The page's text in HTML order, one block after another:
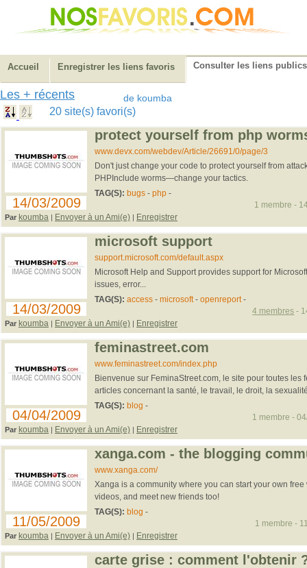
Accueil Enregistrer les liens favoris Consulter les liens publics
Les + récents de koumba
20 site(s) favori(s)
14/03/2009
protect yourself from php
www.devx.com/webdev/Article/26691/0/page/3
Don't just change your code to protect yourself from
PHPInclude worms—change your tactics.
TAG(S): bugs- php -
Par koumba | Envoyer à un Ami(e) | Enregistrer
1 membre -
14/03/2009
microsoft support
support.microsoft.com/default.aspx
Microsoft Help and Support provides support for
issues, error...
TAG(S): access- microsoft- openreport-
Par koumba | Envoyer à un Ami(e) | Enregistrer
4 membres -
04/04/2009
feminastreet.com
www.feminastreet.com/index.php
Bienvenue sur FeminaStreet.com, le site pour toutes les
articles concernant la santé, le travail, le droit, la
TAG(S): blog -
Par koumba | Envoyer à un Ami(e) | Enregistrer
1 membre -
11/05/2009
xanga.com - the blogging
www.xanga.com/
Xanga is a community where you can start your own
videos, and meet new friends too!
TAG(S): blog -
Par koumba | Envoyer à un Ami(e) | Enregistrer
1 membre -
carte grise : comment l'obtenir